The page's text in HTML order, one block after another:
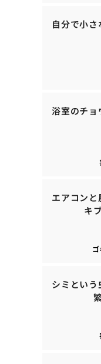
自分で小
浴室のチョ
エアコン
キ
ゴ
シミという